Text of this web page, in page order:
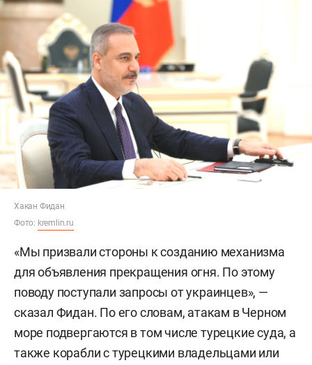
Хакан Фидан
Фото: kremlin.ru
«Мы призвали стороны к созданию механизма
для объявления прекращения огня. По этому
поводу поступали запросы от украинцев», —
сказал Фидан. По его словам, атакам в Черном
море подвергаются в том числе турецкие суда, а
также корабли с турецкими владельцами или